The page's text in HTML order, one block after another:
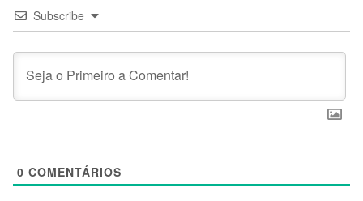
Subscribe
0 COMENTÁRIOS